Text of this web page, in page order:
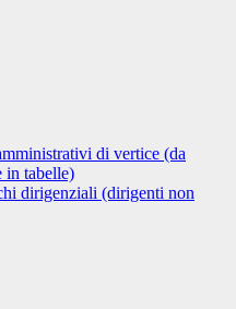
di vertice (da
in tabelle)
dirigenziali (dirigenti non